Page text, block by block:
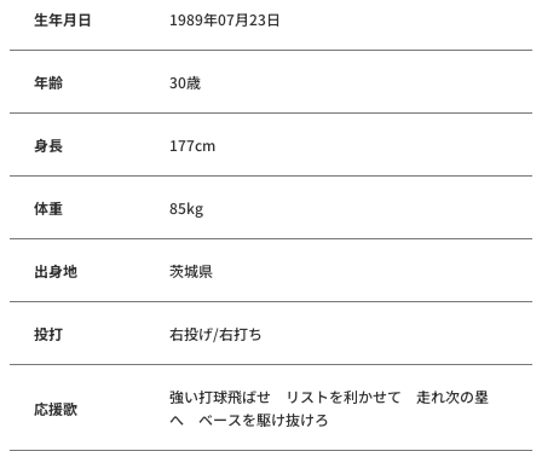
生年月日 1989年07月23日
年齢 30歳
身長 177cm
体重 85kg
出身地 茨城県
投打 右投げ/右打ち
応援歌
強い打球飛ばせ リストを利かせて 走れ次の塁
へ ベースを駆け抜けろ